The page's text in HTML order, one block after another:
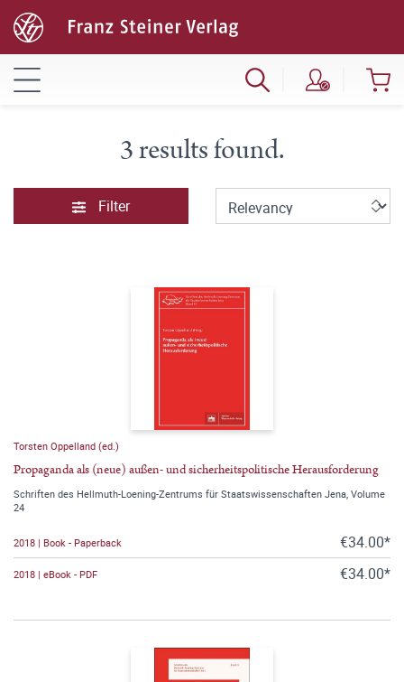
3 results found.
Filter
Torsten Oppelland (ed.)
Propaganda als (neue) außen- und sicherheitspolitische Herausforderung
Schriften des Hellmuth-Loening-Zentrums für Staatswissenschaften Jena, Volume
24
2018 | Book - Paperback €34.00*
2018 | eBook - PDF €34.00*